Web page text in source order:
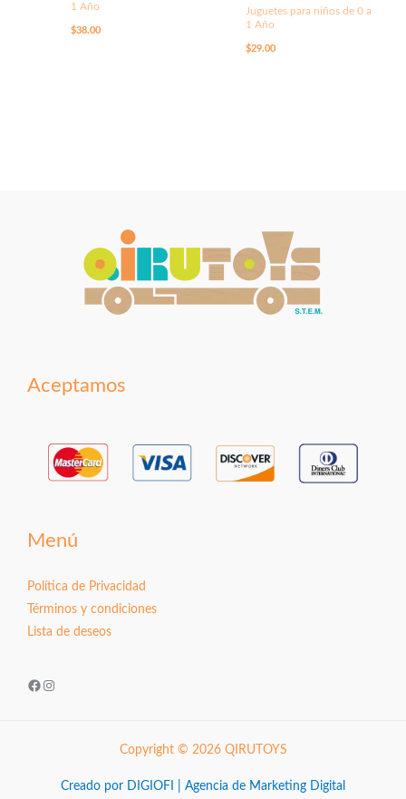
1 Año
$38.00
Juguetes para niños de 0 a
1 Año
$29.00
Aceptamos
Menú
Política de Privacidad
Términos y condiciones
Lista de deseos
Facebook
Instagram
Copyright © 2026 QIRUTOYS
Creado por DIGIOFI | Agencia de Marketing Digital